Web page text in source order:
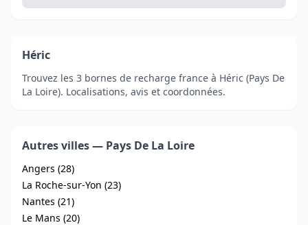
Héric
Trouvez les 3 bornes de recharge france à Héric (Pays De
La Loire). Localisations, avis et coordonnées.
Autres villes — Pays De La Loire
Angers (28)
La Roche-sur-Yon (23)
Nantes (21)
Le Mans (20)